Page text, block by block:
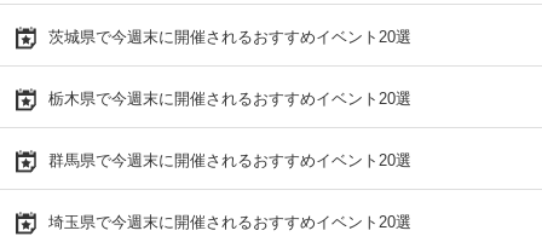
茨城県で今週末に開催されるおすすめイベント20選
栃木県で今週末に開催されるおすすめイベント20選
群馬県で今週末に開催されるおすすめイベント20選
埼玉県で今週末に開催されるおすすめイベント20選